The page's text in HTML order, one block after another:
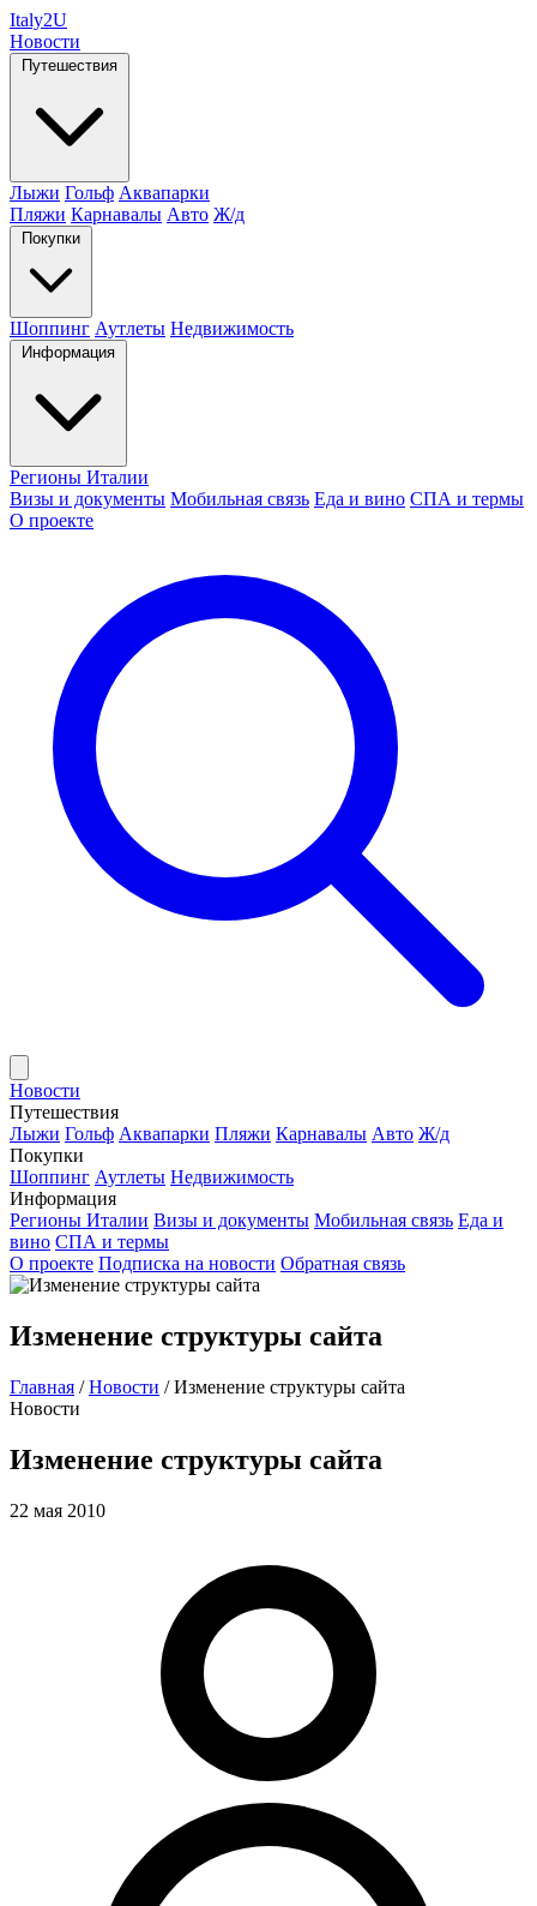
Italy2U
Новости
Путешествия
Лыжи Гольф Аквапарки
Пляжи Карнавалы Авто Ж/д
Покупки
Шоппинг Аутлеты Недвижимость
Информация
Регионы Италии
Визы и документы Мобильная связь Еда и вино СПА и термы
О проекте
Новости
Путешествия
Лыжи Гольф Аквапарки Пляжи Карнавалы Авто Ж/д
Покупки
Шоппинг Аутлеты Недвижимость
Информация
Регионы Италии Визы и документы Мобильная связь Еда и
вино СПА и термы
О проекте Подписка на новости Обратная связь
Изменение структуры сайта
Главная / Новости / Изменение структуры сайта
Новости
Изменение структуры сайта
22 мая 2010